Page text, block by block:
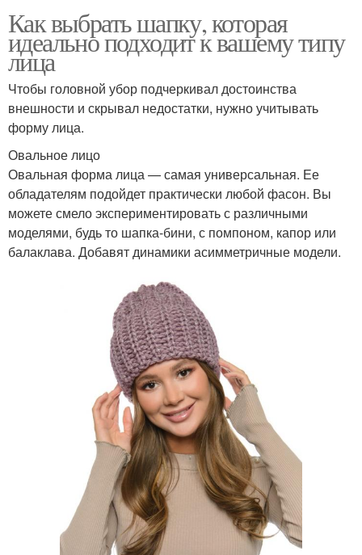
Как выбрать шапку, которая
идеально подходит к вашему типу
лица
Чтобы головной убор подчеркивал достоинства
внешности и скрывал недостатки, нужно учитывать
форму лица.
Овальное лицо
Овальная форма лица — самая универсальная. Ее
обладателям подойдет практически любой фасон. Вы
можете смело экспериментировать с различными
моделями, будь то шапка-бини, с помпоном, капор или
балаклава. Добавят динамики асимметричные модели.